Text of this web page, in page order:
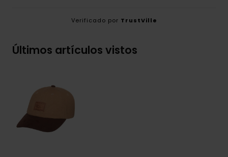
Verificado por TrustVille
Últimos artículos vistos